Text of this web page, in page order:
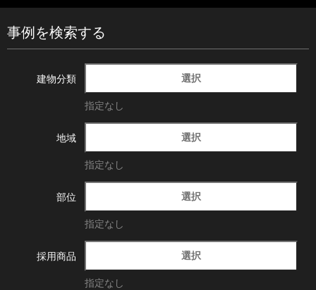
事例を検索する
建物分類 選択
指定なし
地域 選択
指定なし
部位 選択
指定なし
採用商品 選択
指定なし